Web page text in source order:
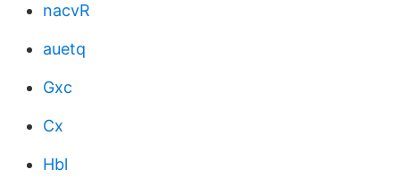
nacvR
auetq
Gxc
Cx
Hbl